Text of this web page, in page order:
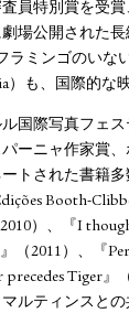
員特別賞を受
場公開された
ラミンゴのいな
も、国際的な
国際写真フェ
ーニャ作家賞
トされた書籍
Booth-
）、『I
（2011）、『
precedes Tiger』
ルティンスとの